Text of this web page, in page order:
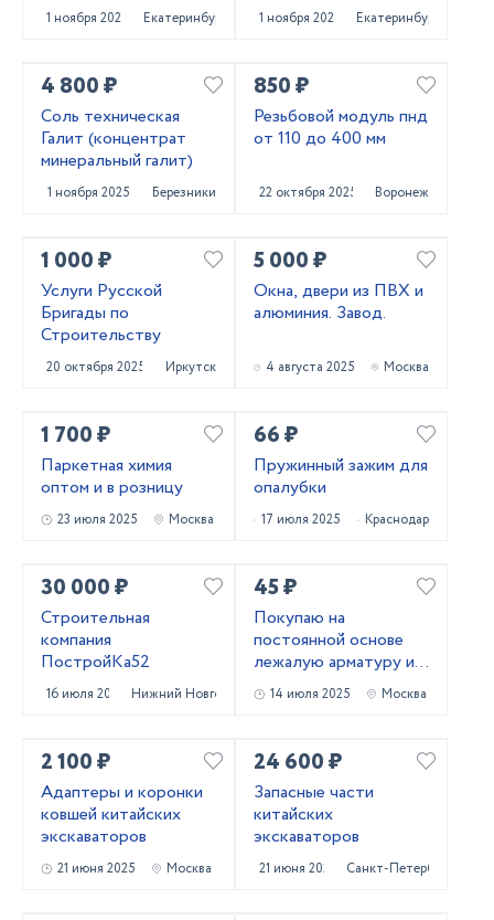
1 ноября 2025 Екатеринбург 1 ноября 2025 Екатеринбург
4 800 ₽
Соль техническая
Галит (концентрат
минеральный галит)
1 ноября 2025 Березники
850 ₽
Резьбовой модуль пнд
от 110 до 400 мм
22 октября 2025 Воронеж
1 000 ₽
Услуги Русской
Бригады по
Строительству
20 октября 2025 Иркутск
5 000 ₽
Окна, двери из ПВХ и
алюминия. Завод.
4 августа 2025 Москва
1 700 ₽
Паркетная химия
оптом и в розницу
23 июля 2025 Москва
66 ₽
Пружинный зажим для
опалубки
17 июля 2025 Краснодар
30 000 ₽
Строительная
компания
ПостройКа52
16 июля 2025 Нижний Новгород
45 ₽
Покупаю на
постоянной основе
лежалую арматуру и
металлопрокат!
Самовывоз
14 июля 2025 Москва
2 100 ₽
Адаптеры и коронки
ковшей китайских
экскаваторов
21 июня 2025 Москва
24 600 ₽
Запасные части
китайских
экскаваторов
21 июня 2025 Санкт-Петербург